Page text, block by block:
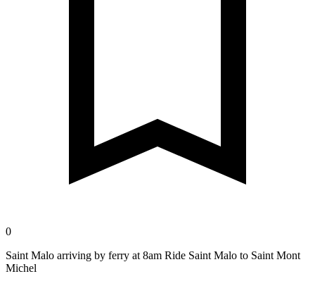
0
Saint Malo arriving by ferry at 8am Ride Saint Malo to Saint Mont
Michel